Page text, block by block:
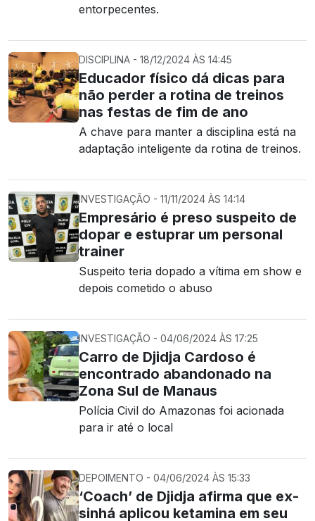
entorpecentes.
DISCIPLINA - 18/12/2024 ÀS 14:45
Educador físico dá dicas para
não perder a rotina de treinos
nas festas de fim de ano
A chave para manter a disciplina está na
adaptação inteligente da rotina de treinos.
INVESTIGAÇÃO - 11/11/2024 ÀS 14:14
Empresário é preso suspeito de
dopar e estuprar um personal
trainer
Suspeito teria dopado a vítima em show e
depois cometido o abuso
INVESTIGAÇÃO - 04/06/2024 ÀS 17:25
Carro de Djidja Cardoso é
encontrado abandonado na
Zona Sul de Manaus
Polícia Civil do Amazonas foi acionada
para ir até o local
DEPOIMENTO - 04/06/2024 ÀS 15:33
‘Coach’ de Djidja afirma que ex-
sinhá aplicou ketamina em seu